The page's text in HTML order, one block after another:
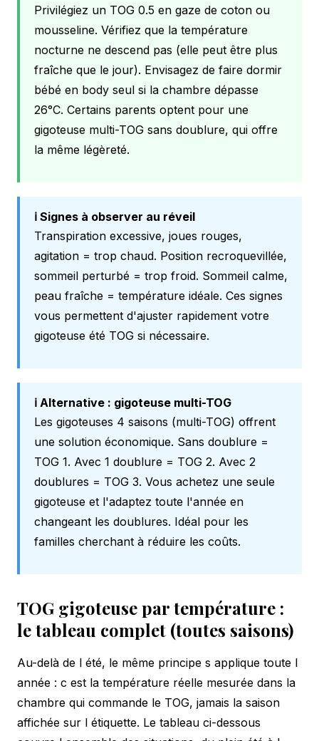
Privilégiez un TOG 0.5 en gaze de coton ou
mousseline. Vérifiez que la température
nocturne ne descend pas (elle peut être plus
fraîche que le jour). Envisagez de faire dormir
bébé en body seul si la chambre dépasse
26°C. Certains parents optent pour une
gigoteuse multi-TOG sans doublure, qui offre
la même légèreté.
ℹ️ Signes à observer au réveil
Transpiration excessive, joues rouges,
agitation = trop chaud. Position recroquevillée,
sommeil perturbé = trop froid. Sommeil calme,
peau fraîche = température idéale. Ces signes
vous permettent d'ajuster rapidement votre
gigoteuse été TOG si nécessaire.
ℹ️ Alternative : gigoteuse multi-TOG
Les gigoteuses 4 saisons (multi-TOG) offrent
une solution économique. Sans doublure =
TOG 1. Avec 1 doublure = TOG 2. Avec 2
doublures = TOG 3. Vous achetez une seule
gigoteuse et l'adaptez toute l'année en
changeant les doublures. Idéal pour les
familles cherchant à réduire les coûts.
TOG gigoteuse par température :
le tableau complet (toutes saisons)
Au-delà de l été, le même principe s applique toute l
année : c est la température réelle mesurée dans la
chambre qui commande le TOG, jamais la saison
affichée sur l étiquette. Le tableau ci-dessous